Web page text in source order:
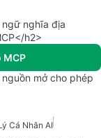
nghĩa địa
h2>
mở cho phép
Cá Nhân AI